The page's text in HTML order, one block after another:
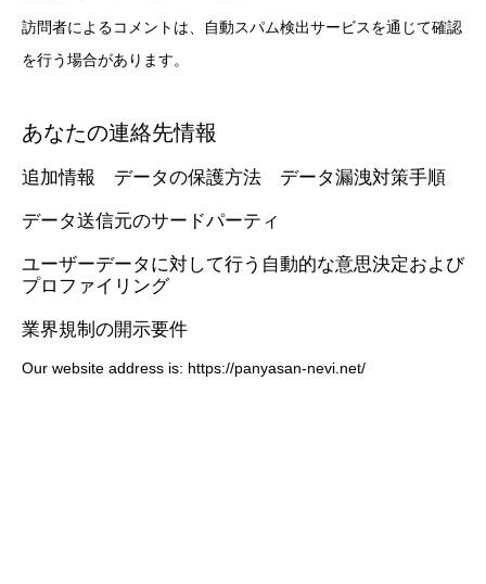
訪問者によるコメントは、自動スパム検出サービスを通じて確認
を行う場合があります。
あなたの連絡先情報
追加情報 データの保護方法 データ漏洩対策手順
データ送信元のサードパーティ
ユーザーデータに対して行う自動的な意思決定および
プロファイリング
業界規制の開示要件
Our website address is: https://panyasan-nevi.net/